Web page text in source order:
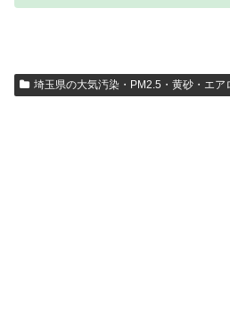
埼玉県の大気汚染・PM2.5・黄砂・エア